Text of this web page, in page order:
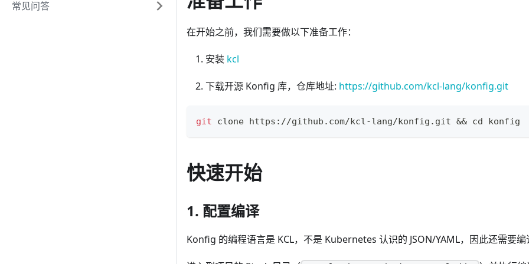
常见问答
在开始之前，我们需要做以下准备工作：
安装 kcl
下载开源 Konfig 库，仓库地址: https://github.com/kcl-lang/konfig.git
git clone https://github.com/kcl-lang/konfig.git && cd konfig
快速开始
1. 配置编译
Konfig 的编程语言是 KCL，不是 Kubernetes 认识的 JSON/YAML，因此还需要编